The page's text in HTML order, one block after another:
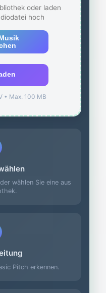
oder laden
hoch
• Max. 100 MB
wählen Sie eine aus
Pitch erkennen.